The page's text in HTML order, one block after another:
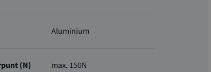
Aluminium
(N) max. 150N